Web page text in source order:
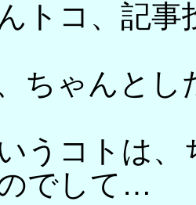
トコ、記事
ちゃんとし
うコトは
でして…